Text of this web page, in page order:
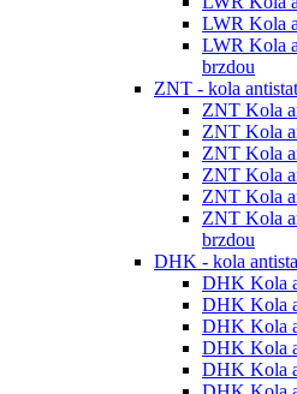
LWR Kola
LWR Kola
brzdou
ZNT - kola
ZNT Kola
ZNT Kola
ZNT Kola
ZNT Kola
ZNT Kola
ZNT Kola
brzdou
DHK - kola
DHK Kola
DHK Kola
DHK Kola
DHK Kola
DHK Kola